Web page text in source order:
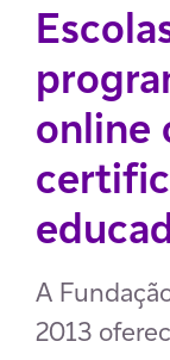
online
A
2013